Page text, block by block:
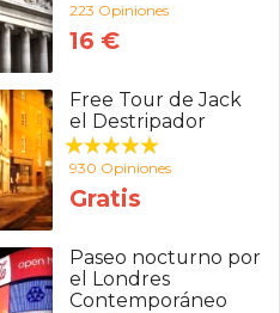
223 Opiniones
16 €
Free Tour de Jack
el Destripador
930 Opiniones
Gratis
Paseo nocturno por
el Londres
Contemporáneo